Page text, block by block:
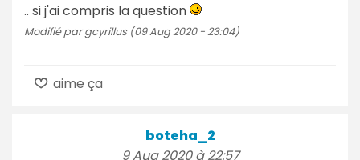
.. si j'ai compris la question
Modifié par gcyrillus (09 Aug 2020 - 23:04)
aime ça
boteha_2
9 Aug 2020 à 22:57